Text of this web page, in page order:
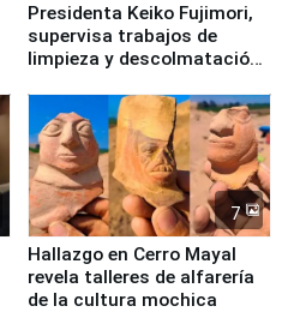
Presidenta Keiko Fujimori,
supervisa trabajos de
limpieza y descolmatación
7
Hallazgo en Cerro Mayal
revela talleres de alfarería
de la cultura mochica